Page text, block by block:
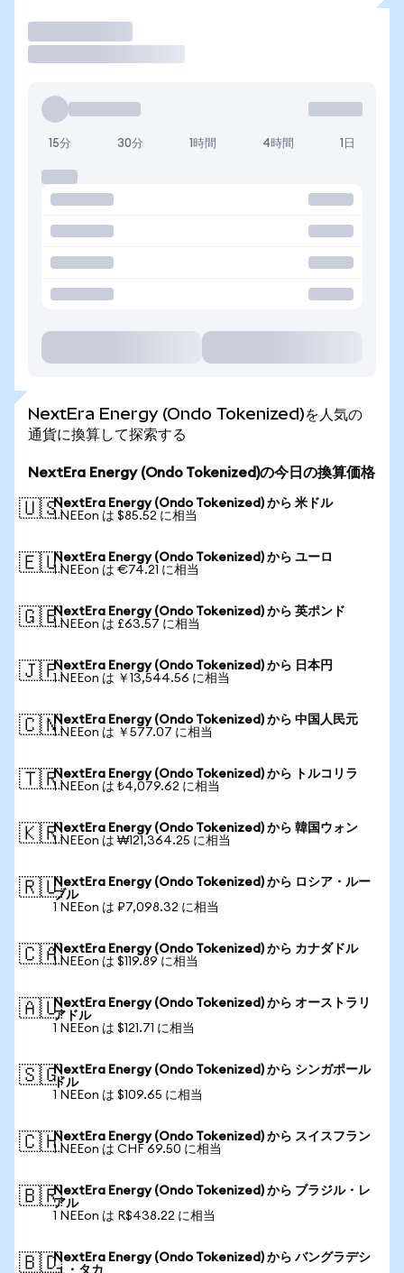
15分 30分 1時間 4時間 1日
NextEra Energy (Ondo Tokenized)を人気の
通貨に換算して探索する
NextEra Energy (Ondo Tokenized)の今日の換算価格
🇺🇸NextEra Energy (Ondo Tokenized) から 米ドル
1 NEEon は $85.52 に相当
🇪🇺NextEra Energy (Ondo Tokenized) から ユーロ
1 NEEon は €74.21 に相当
🇬🇧NextEra Energy (Ondo Tokenized) から 英ポンド
1 NEEon は £63.57 に相当
🇯🇵NextEra Energy (Ondo Tokenized) から 日本円
1 NEEon は ￥13,544.56 に相当
🇨🇳NextEra Energy (Ondo Tokenized) から 中国人民元
1 NEEon は ￥577.07 に相当
🇹🇷NextEra Energy (Ondo Tokenized) から トルコリラ
1 NEEon は ₺4,079.62 に相当
🇰🇷NextEra Energy (Ondo Tokenized) から 韓国ウォン
1 NEEon は ₩121,364.25 に相当
🇷🇺NextEra Energy (Ondo Tokenized) から ロシア・ルー
ブル
1 NEEon は ₽7,098.32 に相当
🇨🇦NextEra Energy (Ondo Tokenized) から カナダドル
1 NEEon は $119.89 に相当
🇦🇺NextEra Energy (Ondo Tokenized) から オーストラリ
アドル
1 NEEon は $121.71 に相当
🇸🇬NextEra Energy (Ondo Tokenized) から シンガポール
ドル
1 NEEon は $109.65 に相当
🇨🇭NextEra Energy (Ondo Tokenized) から スイスフラン
1 NEEon は CHF 69.50 に相当
🇧🇷NextEra Energy (Ondo Tokenized) から ブラジル・レ
アル
1 NEEon は R$438.22 に相当
🇧🇩NextEra Energy (Ondo Tokenized) から バングラデシ
ュ・タカ